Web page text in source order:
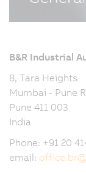
B&R Industrial
8, Tara Heights
Mumbai - Pune
Pune 411 003
India
Phone: +91 20
email: office.br@